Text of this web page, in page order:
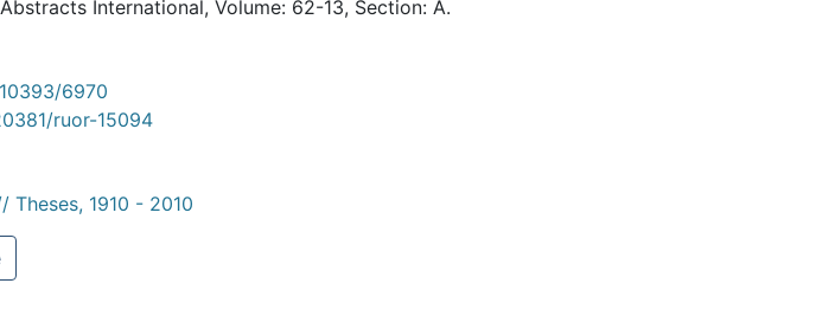
International, Volume: 62-13, Section: A.
6970
ruor-15094
Theses, 1910 - 2010